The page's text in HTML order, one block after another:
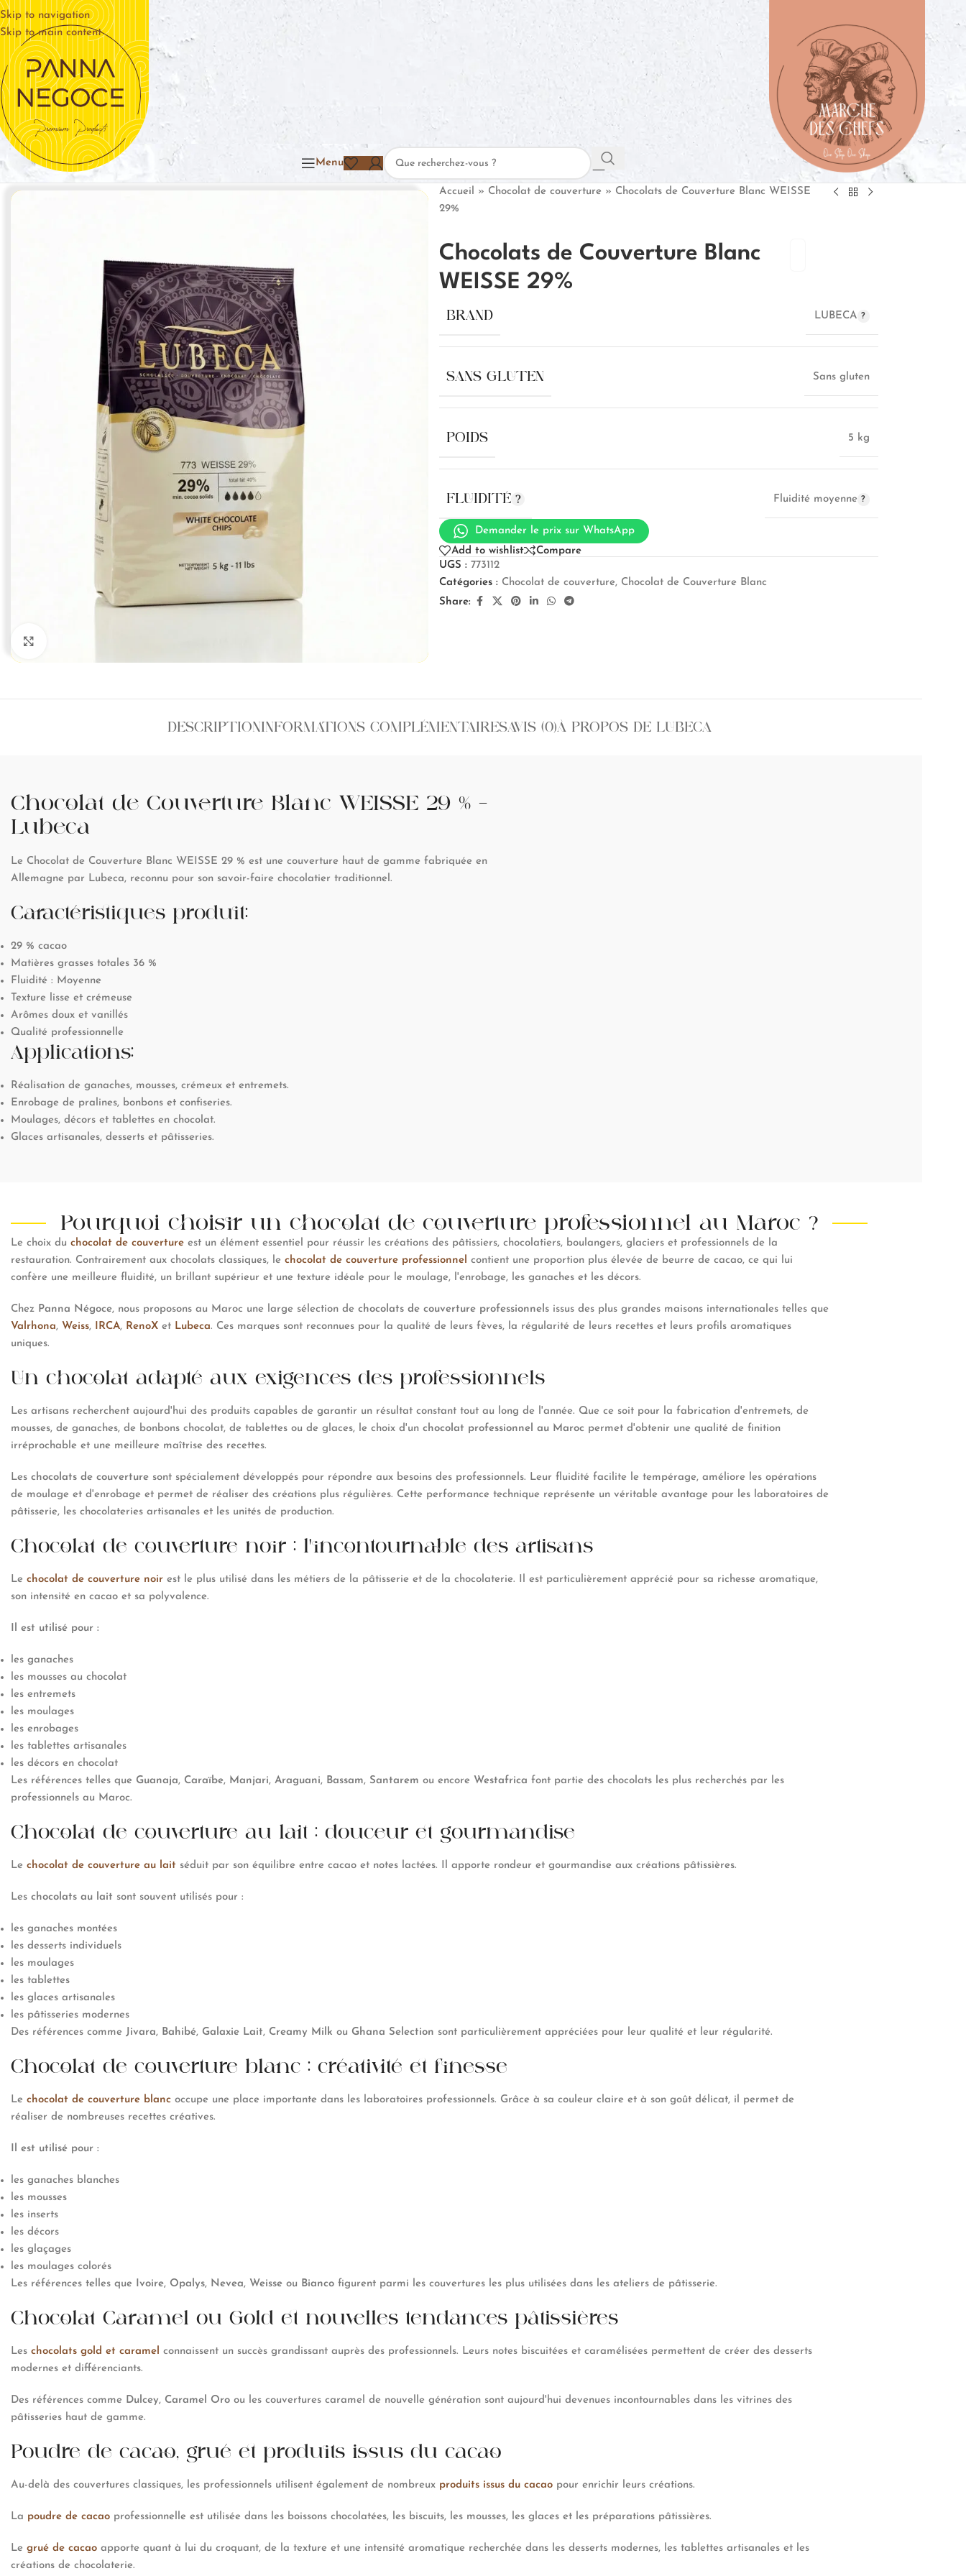
Skip to navigation
Skip to main content
Menu
Accueil » Chocolat de couverture » Chocolats de Couverture Blanc WEISSE
29%
Chocolats de Couverture Blanc
WEISSE 29%
BRAND LUBECA
SANS GLUTEN Sans gluten
POIDS 5 kg
FLUIDITÉ Fluidité moyenne
Demander le prix sur WhatsApp
Add to wishlist
Compare
UGS : 773112
Catégories : Chocolat de couverture, Chocolat de Couverture Blanc
Share:
DESCRIPTIONINFORMATIONS COMPLÉMENTAIRESAVIS (0)À PROPOS DE LUBECA
Chocolat de Couverture Blanc WEISSE 29 % –
Lubeca
Le Chocolat de Couverture Blanc WEISSE 29 % est une couverture haut de gamme fabriquée en
Allemagne par Lubeca, reconnu pour son savoir-faire chocolatier traditionnel.
Caractéristiques produit:
29 % cacao
Matières grasses totales 36 %
Fluidité : Moyenne
Texture lisse et crémeuse
Arômes doux et vanillés
Qualité professionnelle
Applications:
Réalisation de ganaches, mousses, crémeux et entremets.
Enrobage de pralines, bonbons et confiseries.
Moulages, décors et tablettes en chocolat.
Glaces artisanales, desserts et pâtisseries.
Pourquoi choisir un chocolat de couverture professionnel au Maroc ?
Le choix du chocolat de couverture est un élément essentiel pour réussir les créations des pâtissiers, chocolatiers, boulangers, glaciers et professionnels de la
restauration. Contrairement aux chocolats classiques, le chocolat de couverture professionnel contient une proportion plus élevée de beurre de cacao, ce qui lui
confère une meilleure fluidité, un brillant supérieur et une texture idéale pour le moulage, l'enrobage, les ganaches et les décors.
Chez Panna Négoce, nous proposons au Maroc une large sélection de chocolats de couverture professionnels issus des plus grandes maisons internationales telles que
Valrhona, Weiss, IRCA, RenoX et Lubeca. Ces marques sont reconnues pour la qualité de leurs fèves, la régularité de leurs recettes et leurs profils aromatiques
uniques.
Un chocolat adapté aux exigences des professionnels
Les artisans recherchent aujourd'hui des produits capables de garantir un résultat constant tout au long de l'année. Que ce soit pour la fabrication d'entremets, de
mousses, de ganaches, de bonbons chocolat, de tablettes ou de glaces, le choix d'un chocolat professionnel au Maroc permet d'obtenir une qualité de finition
irréprochable et une meilleure maîtrise des recettes.
Les chocolats de couverture sont spécialement développés pour répondre aux besoins des professionnels. Leur fluidité facilite le tempérage, améliore les opérations
de moulage et d'enrobage et permet de réaliser des créations plus régulières. Cette performance technique représente un véritable avantage pour les laboratoires de
pâtisserie, les chocolateries artisanales et les unités de production.
Chocolat de couverture noir : l'incontournable des artisans
Le chocolat de couverture noir est le plus utilisé dans les métiers de la pâtisserie et de la chocolaterie. Il est particulièrement apprécié pour sa richesse aromatique,
son intensité en cacao et sa polyvalence.
Il est utilisé pour :
les ganaches
les mousses au chocolat
les entremets
les moulages
les enrobages
les tablettes artisanales
les décors en chocolat
Les références telles que Guanaja, Caraïbe, Manjari, Araguani, Bassam, Santarem ou encore Westafrica font partie des chocolats les plus recherchés par les
professionnels au Maroc.
Chocolat de couverture au lait : douceur et gourmandise
Le chocolat de couverture au lait séduit par son équilibre entre cacao et notes lactées. Il apporte rondeur et gourmandise aux créations pâtissières.
Les chocolats au lait sont souvent utilisés pour :
les ganaches montées
les desserts individuels
les moulages
les tablettes
les glaces artisanales
les pâtisseries modernes
Des références comme Jivara, Bahibé, Galaxie Lait, Creamy Milk ou Ghana Selection sont particulièrement appréciées pour leur qualité et leur régularité.
Chocolat de couverture blanc : créativité et finesse
Le chocolat de couverture blanc occupe une place importante dans les laboratoires professionnels. Grâce à sa couleur claire et à son goût délicat, il permet de
réaliser de nombreuses recettes créatives.
Il est utilisé pour :
les ganaches blanches
les mousses
les inserts
les décors
les glaçages
les moulages colorés
Les références telles que Ivoire, Opalys, Nevea, Weisse ou Bianco figurent parmi les couvertures les plus utilisées dans les ateliers de pâtisserie.
Chocolat Caramel ou Gold et nouvelles tendances pâtissières
Les chocolats gold et caramel connaissent un succès grandissant auprès des professionnels. Leurs notes biscuitées et caramélisées permettent de créer des desserts
modernes et différenciants.
Des références comme Dulcey, Caramel Oro ou les couvertures caramel de nouvelle génération sont aujourd'hui devenues incontournables dans les vitrines des
pâtisseries haut de gamme.
Poudre de cacao, grué et produits issus du cacao
Au-delà des couvertures classiques, les professionnels utilisent également de nombreux produits issus du cacao pour enrichir leurs créations.
La poudre de cacao professionnelle est utilisée dans les boissons chocolatées, les biscuits, les mousses, les glaces et les préparations pâtissières.
Le grué de cacao apporte quant à lui du croquant, de la texture et une intensité aromatique recherchée dans les desserts modernes, les tablettes artisanales et les
créations de chocolaterie.